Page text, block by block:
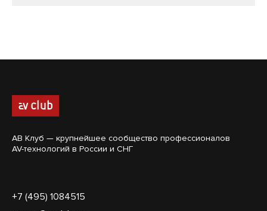
АВ Клуб — крупнейшее сообщество профессионалов
AV-технологий в России и СНГ
+7 (495) 1084515